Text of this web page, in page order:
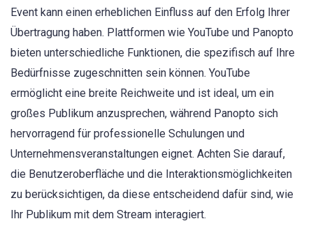
Event kann einen erheblichen Einfluss auf den Erfolg Ihrer
Übertragung haben. Plattformen wie YouTube und Panopto
bieten unterschiedliche Funktionen, die spezifisch auf Ihre
Bedürfnisse zugeschnitten sein können. YouTube
ermöglicht eine breite Reichweite und ist ideal, um ein
großes Publikum anzusprechen, während Panopto sich
hervorragend für professionelle Schulungen und
Unternehmensveranstaltungen eignet. Achten Sie darauf,
die Benutzeroberfläche und die Interaktionsmöglichkeiten
zu berücksichtigen, da diese entscheidend dafür sind, wie
Ihr Publikum mit dem Stream interagiert.